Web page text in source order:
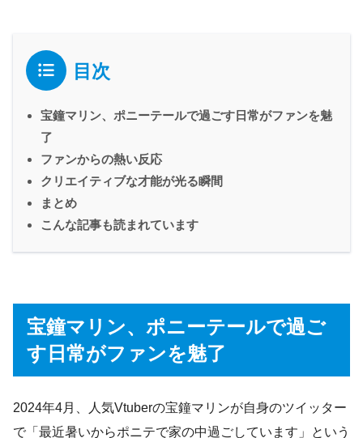
目次
宝鐘マリン、ポニーテールで過ごす日常がファンを魅
了
ファンからの熱い反応
クリエイティブな才能が光る瞬間
まとめ
こんな記事も読まれています
宝鐘マリン、ポニーテールで過ご
す日常がファンを魅了
2024年4月、人気Vtuberの宝鐘マリンが自身のツイッター
で「最近暑いからポニテで家の中過ごしています」という